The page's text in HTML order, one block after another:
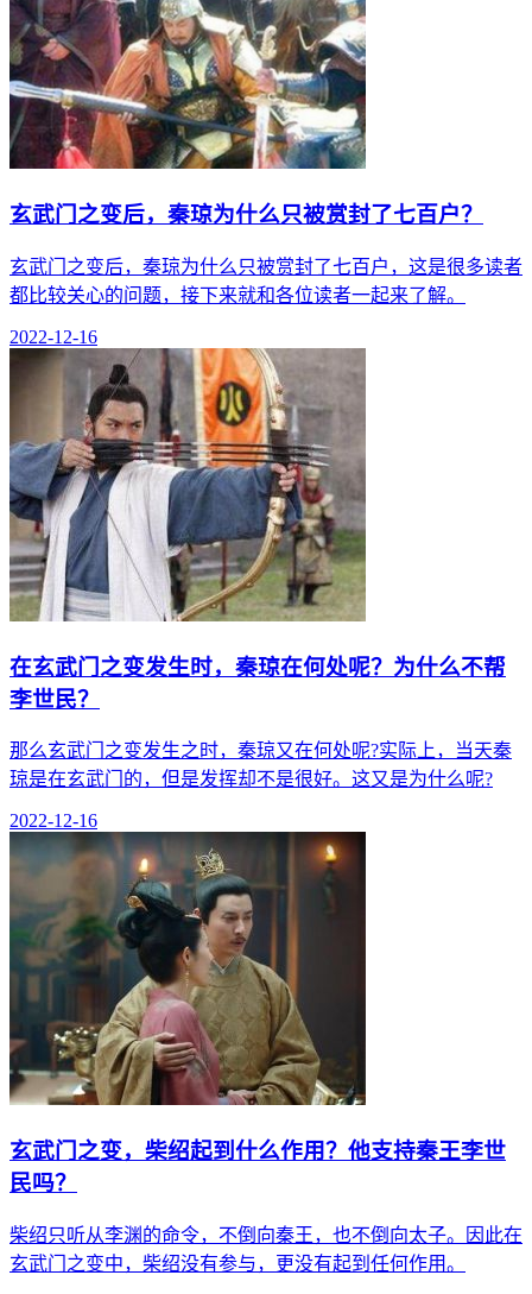
玄武门之变后，秦琼为什么只被赏封了七百户？
玄武门之变后，秦琼为什么只被赏封了七百户，这是很多读者
都比较关心的问题，接下来就和各位读者一起来了解。
2022-12-16
在玄武门之变发生时，秦琼在何处呢？为什么不帮
李世民？
那么玄武门之变发生之时，秦琼又在何处呢?实际上，当天秦
琼是在玄武门的，但是发挥却不是很好。这又是为什么呢?
2022-12-16
玄武门之变，柴绍起到什么作用？他支持秦王李世
民吗？
柴绍只听从李渊的命令，不倒向秦王，也不倒向太子。因此在
玄武门之变中，柴绍没有参与，更没有起到任何作用。